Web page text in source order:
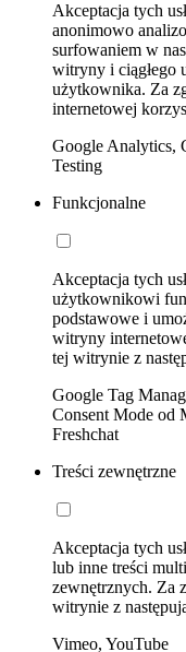
Akceptacja tych
anonimowo
surfowaniem w
witryny i ciągłego
użytkownika. Za
internetowej
Google Analytics,
Testing
Funkcjonalne
Akceptacja tych
użytkownikowi
podstawowe i
witryny
tej witrynie z
Google Tag
Consent Mode od
Freshchat
Treści zewnętrzne
Akceptacja tych
lub inne treści
zewnętrznych. Za
witrynie z
Vimeo, YouTube